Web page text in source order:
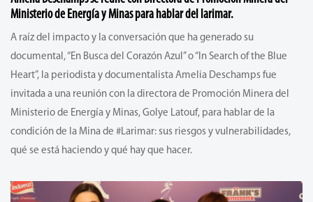
Ministerio de Energía y Minas para hablar del larimar.
A raíz del impacto y la conversación que ha generado su
documental, “En Busca del Corazón Azul” o “In Search of the Blue
Heart”, la periodista y documentalista Amelia Deschamps fue
invitada a una reunión con la directora de Promoción Minera del
Ministerio de Energía y Minas, Golye Latouf, para hablar de la
condición de la Mina de #Larimar: sus riesgos y vulnerabilidades,
qué se está haciendo y qué hay que hacer.